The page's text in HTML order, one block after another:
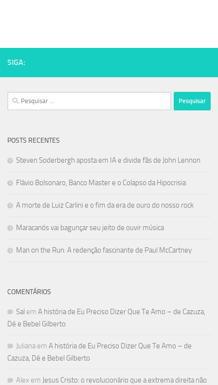
SIGA:
Pesquisar
por:
POSTS RECENTES
Steven Soderbergh aposta em IA e divide fãs de John Lennon
Flávio Bolsonaro, Banco Master e o Colapso da Hipocrisia
A morte de Luiz Carlini e o fim da era de ouro do nosso rock
Maracanós vai bagunçar seu jeito de ouvir música
Man on the Run: A redenção fascinante de Paul McCartney
COMENTÁRIOS
Sal em A história de Eu Preciso Dizer Que Te Amo – de Cazuza,
Dé e Bebel Gilberto
Juliana em A história de Eu Preciso Dizer Que Te Amo – de
Cazuza, Dé e Bebel Gilberto
Alex em Jesus Cristo: o revolucionário que a extrema direita não